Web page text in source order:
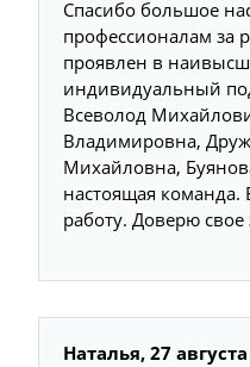
Спасибо большое
профессионалам за
проявлен в
индивидуальный
Всеволод
Владимировна,
Михайловна,
настоящая команда.
работу. Доверю
Наталья, 27